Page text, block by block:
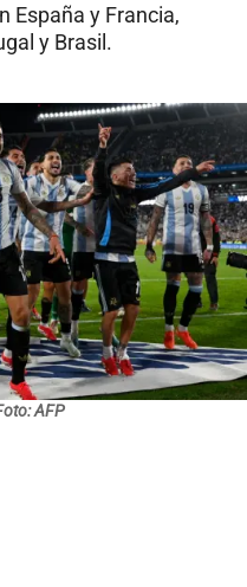
España y Francia,
y Brasil.
AFP